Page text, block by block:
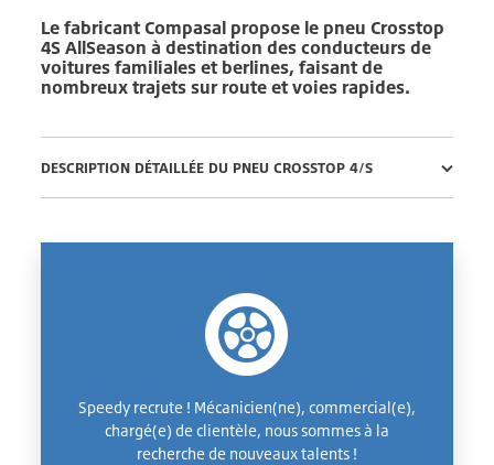
Le fabricantCompasal propose le pneuCrosstop
4S AllSeason à destination des conducteurs de
voitures familiales et berlines, faisant de
nombreux trajets sur route et voies rapides.
DESCRIPTION DÉTAILLÉE DU PNEU CROSSTOP 4/S
Speedy recrute ! Mécanicien(ne), commercial(e),
chargé(e) de clientèle, nous sommes à la
recherche de nouveaux talents !